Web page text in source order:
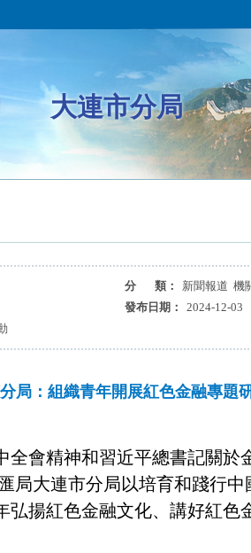
大連市分局
分 類：
新聞報道 機
發布日期：
2024-12-03
局：組織青年開展紅色金融專題
全會精神和習近平總書記關於
局大連市分局以培育和踐行
揚紅色金融文化、講好紅色